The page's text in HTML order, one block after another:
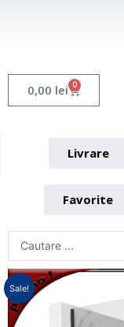
0,00 lei 0 Cart
Livrare
Favorite
Sale!